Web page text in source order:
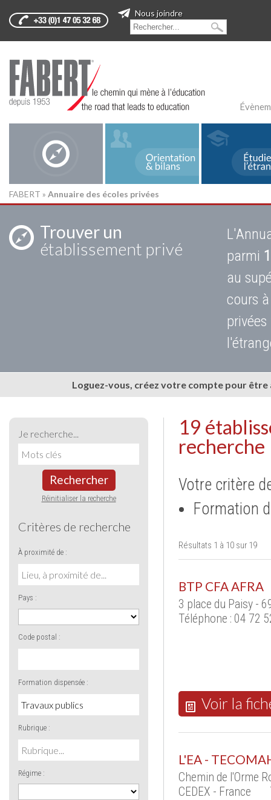
Nous joindre
FABERT » Annuaire des écoles privées
Trouver un
établissement privé
parmi
au
cours
Loguez-vous, créez votre compte pour
Je recherche...
Rechercher
Réinitialiser la recherche
Critères de recherche
À proximité de :
Pays :
Code postal :
Formation dispensée :
Rubrique :
Régime :
19
recherche
Votre critère
Formation
Résultats 1 à 10 sur 19
BTP CFA AFRA
3 place du Paisy -
Téléphone : 04 72
Voir la
L'EA -
Chemin de l'Orme
CEDEX - France